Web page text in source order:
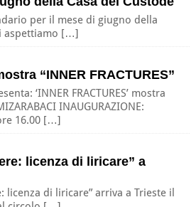
per il mese di giugno della
aspettiamo […]
“INNER FRACTURES”
‘INNER FRACTURES’ mostra
INAUGURAZIONE:
16.00 […]
licenza di liricare” a
licenza di liricare” arriva a Trieste il